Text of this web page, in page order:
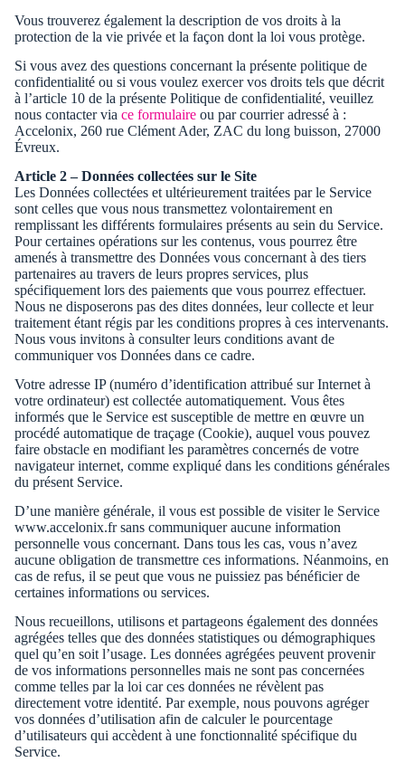
Vous trouverez également la description de vos droits à la
protection de la vie privée et la façon dont la loi vous protège.
Si vous avez des questions concernant la présente politique de
confidentialité ou si vous voulez exercer vos droits tels que décrit
à l’article 10 de la présente Politique de confidentialité, veuillez
nous contacter via ce formulaire ou par courrier adressé à :
Accelonix, 260 rue Clément Ader, ZAC du long buisson, 27000
Évreux.
Article 2 – Données collectées sur le Site
Les Données collectées et ultérieurement traitées par le Service
sont celles que vous nous transmettez volontairement en
remplissant les différents formulaires présents au sein du Service.
Pour certaines opérations sur les contenus, vous pourrez être
amenés à transmettre des Données vous concernant à des tiers
partenaires au travers de leurs propres services, plus
spécifiquement lors des paiements que vous pourrez effectuer.
Nous ne disposerons pas des dites données, leur collecte et leur
traitement étant régis par les conditions propres à ces intervenants.
Nous vous invitons à consulter leurs conditions avant de
communiquer vos Données dans ce cadre.
Votre adresse IP (numéro d’identification attribué sur Internet à
votre ordinateur) est collectée automatiquement. Vous êtes
informés que le Service est susceptible de mettre en œuvre un
procédé automatique de traçage (Cookie), auquel vous pouvez
faire obstacle en modifiant les paramètres concernés de votre
navigateur internet, comme expliqué dans les conditions générales
du présent Service.
D’une manière générale, il vous est possible de visiter le Service
www.accelonix.fr sans communiquer aucune information
personnelle vous concernant. Dans tous les cas, vous n’avez
aucune obligation de transmettre ces informations. Néanmoins, en
cas de refus, il se peut que vous ne puissiez pas bénéficier de
certaines informations ou services.
Nous recueillons, utilisons et partageons également des données
agrégées telles que des données statistiques ou démographiques
quel qu’en soit l’usage. Les données agrégées peuvent provenir
de vos informations personnelles mais ne sont pas concernées
comme telles par la loi car ces données ne révèlent pas
directement votre identité. Par exemple, nous pouvons agréger
vos données d’utilisation afin de calculer le pourcentage
d’utilisateurs qui accèdent à une fonctionnalité spécifique du
Service.